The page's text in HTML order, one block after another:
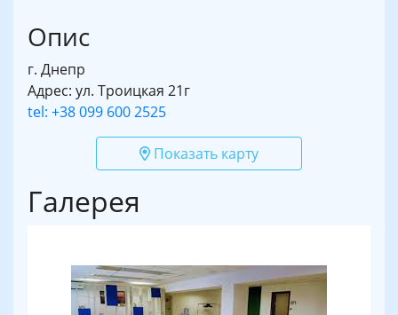
Опис
г. Днепр
Адрес: ул. Троицкая 21г
tel: +38 099 600 2525
Показать карту
Галерея